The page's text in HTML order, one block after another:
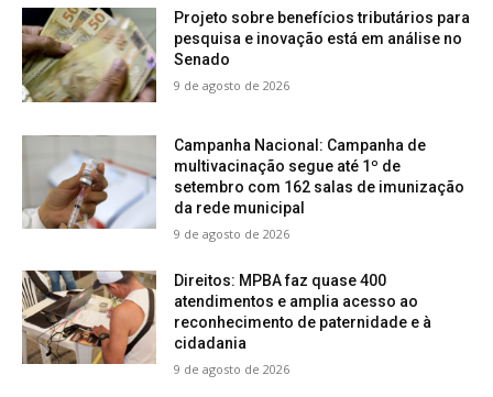
Projeto sobre benefícios tributários para
pesquisa e inovação está em análise no
Senado
9 de agosto de 2026
Campanha Nacional: Campanha de
multivacinação segue até 1º de
setembro com 162 salas de imunização
da rede municipal
9 de agosto de 2026
Direitos: MPBA faz quase 400
atendimentos e amplia acesso ao
reconhecimento de paternidade e à
cidadania
9 de agosto de 2026